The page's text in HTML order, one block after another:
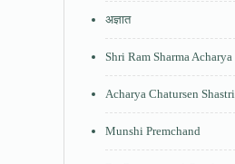
अज्ञात
Shri Ram Sharma Acharya
Acharya Chatursen Shastri
Munshi Premchand